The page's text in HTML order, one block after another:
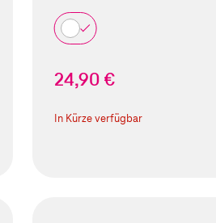
24,90 €
In Kürze verfügbar